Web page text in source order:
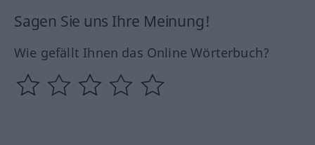
Sagen Sie uns Ihre Meinung!
Wie gefällt Ihnen das Online Wörterbuch?